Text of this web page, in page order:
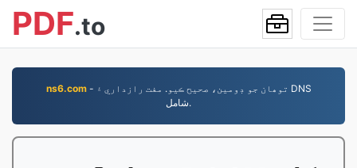
PDF.to
ns6.com- توھان جو ڊومين، صحيح ڪيو. مفت رازداري ۽ DNS
شامل.